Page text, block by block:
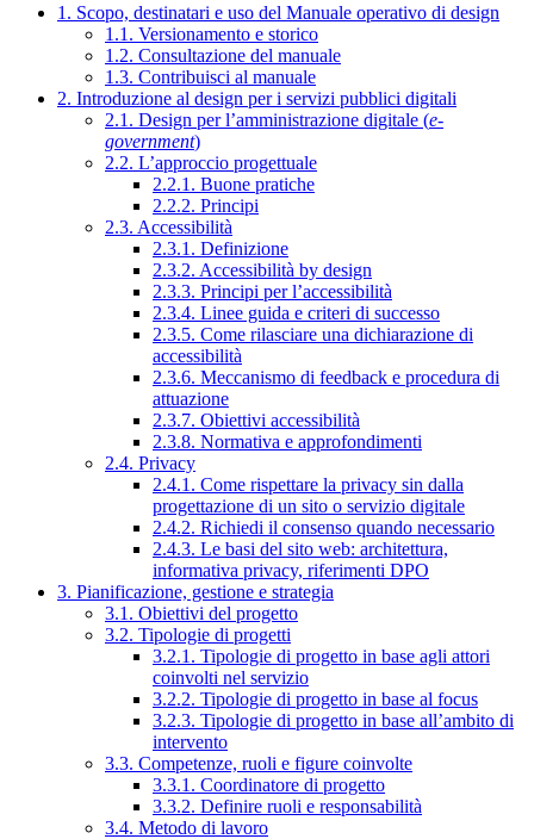
1. Scopo, destinatari e uso del Manuale operativo di design
1.1. Versionamento e storico
1.2. Consultazione del manuale
1.3. Contribuisci al manuale
2. Introduzione al design per i servizi pubblici digitali
2.1. Design per l’amministrazione digitale (e-
government)
2.2. L’approccio progettuale
2.2.1. Buone pratiche
2.2.2. Principi
2.3. Accessibilità
2.3.1. Definizione
2.3.2. Accessibilità by design
2.3.3. Principi per l’accessibilità
2.3.4. Linee guida e criteri di successo
2.3.5. Come rilasciare una dichiarazione di
accessibilità
2.3.6. Meccanismo di feedback e procedura di
attuazione
2.3.7. Obiettivi accessibilità
2.3.8. Normativa e approfondimenti
2.4. Privacy
2.4.1. Come rispettare la privacy sin dalla
progettazione di un sito o servizio digitale
2.4.2. Richiedi il consenso quando necessario
2.4.3. Le basi del sito web: architettura,
informativa privacy, riferimenti DPO
3. Pianificazione, gestione e strategia
3.1. Obiettivi del progetto
3.2. Tipologie di progetti
3.2.1. Tipologie di progetto in base agli attori
coinvolti nel servizio
3.2.2. Tipologie di progetto in base al focus
3.2.3. Tipologie di progetto in base all’ambito di
intervento
3.3. Competenze, ruoli e figure coinvolte
3.3.1. Coordinatore di progetto
3.3.2. Definire ruoli e responsabilità
3.4. Metodo di lavoro